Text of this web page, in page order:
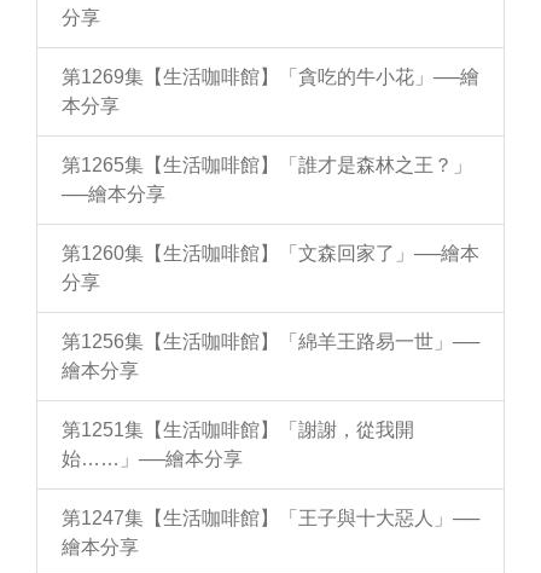
分享
第1269集【生活咖啡館】「貪吃的牛小花」──繪
本分享
第1265集【生活咖啡館】「誰才是森林之王？」
──繪本分享
第1260集【生活咖啡館】「文森回家了」──繪本
分享
第1256集【生活咖啡館】「綿羊王路易一世」──
繪本分享
第1251集【生活咖啡館】「謝謝，從我開
始……」──繪本分享
第1247集【生活咖啡館】「王子與十大惡人」──
繪本分享